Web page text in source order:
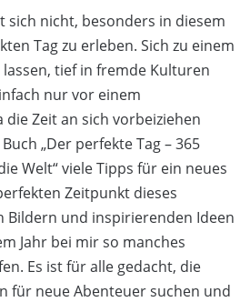
sich nicht, besonders in diesem
Tag zu erleben. Sich zu einem
tief in fremde Kulturen
nur vor einem
Zeit an sich vorbeiziehen
„Der perfekte Tag – 365
Welt“ viele Tipps für ein neues
Zeitpunkt dieses
Bildern und inspirierenden Ideen
Jahr bei mir so manches
Es ist für alle gedacht, die
für neue Abenteuer suchen und